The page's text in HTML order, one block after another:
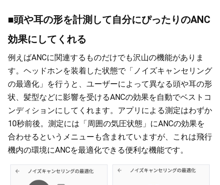
■頭や耳の形を計測して自分にぴったりのANC
効果にしてくれる
例えばANCに関連するものだけでも沢山の機能がありま
す。ヘッドホンを装着した状態で「ノイズキャンセリング
の最適化」を行うと、ユーザーによって異なる頭や耳の形
状、髪型などに影響を受けるANCの効果を自動でベストコ
ンディションにしてくれます。アプリによる測定はわずか
10秒前後。測定には「周囲の気圧状態」にANCの効果を
合わせるというメニューも含まれていますが、これは飛行
機内の環境にANCを最適化できる便利な機能です。